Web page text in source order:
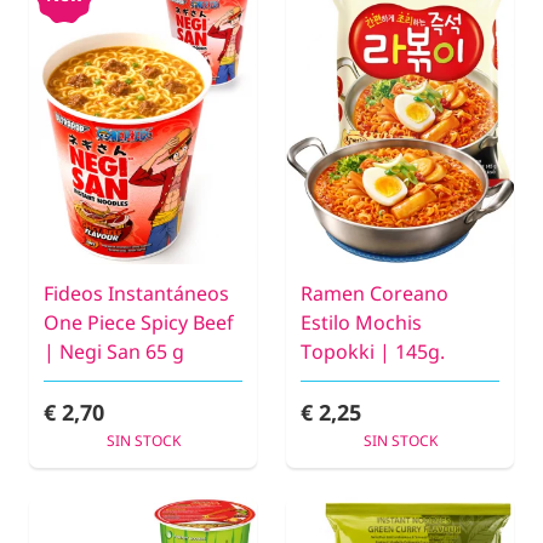
Fideos Instantáneos
One Piece Spicy Beef
| Negi San 65 g
€ 2,70
SIN STOCK
Ramen Coreano
Estilo Mochis
Topokki | 145g.
€ 2,25
SIN STOCK